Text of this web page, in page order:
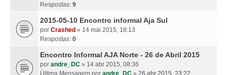
Respostas: 9
2015-05-10 Encontro informal Aja Sul
por Crashed » 14 mai 2015, 18:13
Respostas: 0
Encontro Informal AJA Norte - 26 de Abril 2015
por andre_DC » 14 abr 2015, 08:36
Última Mensagem por andre_DC » 26 abr 2015, 23:22